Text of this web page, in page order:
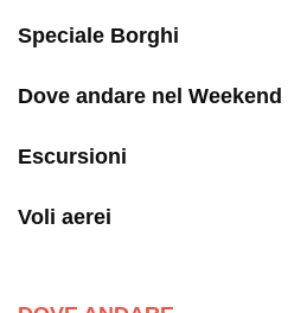
Speciale Borghi
Dove andare nel Weekend
Escursioni
Voli aerei